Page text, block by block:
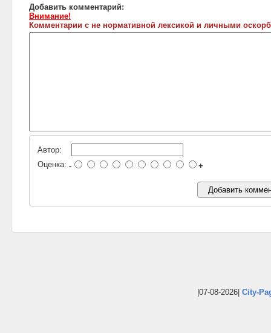
Добавить комментарий:
Внимание!
Комментарии с не нормативной лексикой и личными
Автор:
Оценка: - +
|07-08-2026| City-